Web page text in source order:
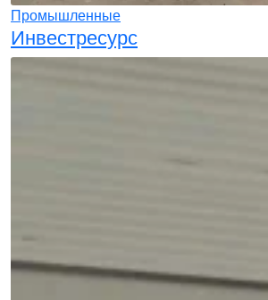
Промышленные
Инвестресурс